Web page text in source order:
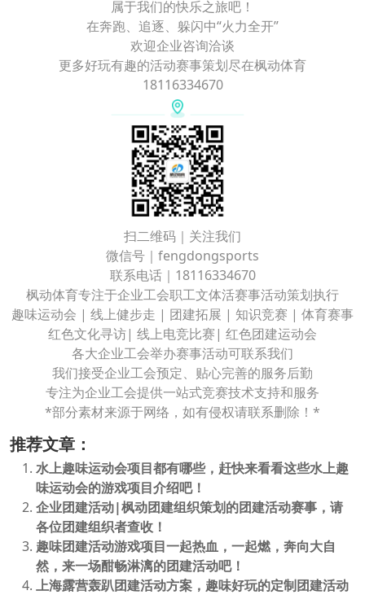
属于我们的快乐之旅吧！
在奔跑、追逐、躲闪中“火力全开”
欢迎企业咨询洽谈
更多好玩有趣的活动赛事策划尽在枫动体育
18116334670
扫二维码｜关注我们
微信号｜fengdongsports
联系电话｜18116334670
枫动体育专注于企业工会职工文体活赛事活动策划执行
趣味运动会 | 线上健步走 | 团建拓展 | 知识竞赛 | 体育赛事
红色文化寻访| 线上电竞比赛| 红色团建运动会
各大企业工会举办赛事活动可联系我们
我们接受企业工会预定、贴心完善的服务后勤
专注为企业工会提供一站式竞赛技术支持和服务
*部分素材来源于网络，如有侵权请联系删除！*
推荐文章：
水上趣味运动会项目都有哪些，赶快来看看这些水上趣
味运动会的游戏项目介绍吧！
企业团建活动|枫动团建组织策划的团建活动赛事，请
各位团建组织者查收！
趣味团建活动游戏项目一起热血，一起燃，奔向大自
然，来一场酣畅淋漓的团建活动吧！
上海露营轰趴团建活动方案，趣味好玩的定制团建活动